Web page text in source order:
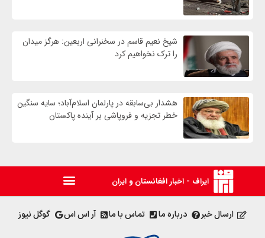
شیخ نعیم قاسم در سخنرانی اربعین: هرگز میدان
را ترک نخواهیم کرد
هشدار بی‌سابقه در پارلمان اسلام‌آباد؛ سایه سنگین
خطر تجزیه و فروپاشی بر آینده پاکستان
ایراف - اخبار افغانستان و ایران
ارسال خبر درباره ما تماس با ما آر اس اس گوگل نیوز